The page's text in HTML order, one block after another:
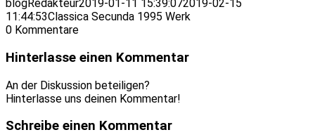
blogRedakteur2019-01-11 15:39:072019-02-15
11:44:53Classica Secunda 1995 Werk
0 Kommentare
Hinterlasse einen Kommentar
An der Diskussion beteiligen?
Hinterlasse uns deinen Kommentar!
Schreibe einen Kommentar